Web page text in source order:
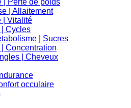
| Perte de poids
| Allaitement
| Vitalité
| Cycles
| Sucres
| Concentration
| Cheveux
occulaire